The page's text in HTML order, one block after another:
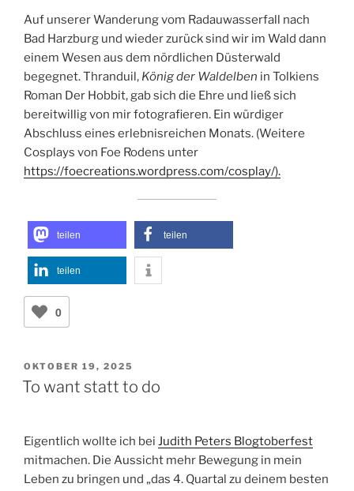
begegnet. Thranduil,König der Waldelbenin Tolkiens
Roman Der Hobbit, gab sich die Ehre und ließ sich
bereitwillig von mir fotografieren. Ein würdiger
Abschluss eines erlebnisreichen Monats. (Weitere
Cosplays von Foe Rodens unter
https://foecreations.wordpress.com/cosplay/).
teilen teilen
0
VERÖFFENTLICHT
OKTOBER 19, 2025
To want statt to do
Eigentlich wollte ich beiJudith Peters Blogtoberfest
in 2025 zu machen“ und mehr LeserInnen zu
gewinnen, klang einfach zu verlockend. Aber dann
hatte ich keine Lust, in einer weiteren To-do-Liste all